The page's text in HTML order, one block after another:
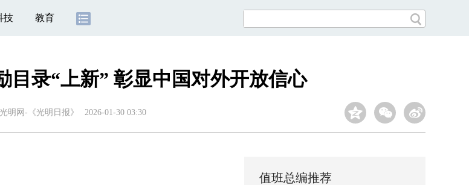
技 教育
目录“上新” 彰显中国对外开放信心
光明网-《光明日报》 2026-01-30 03:30
值班总编推荐